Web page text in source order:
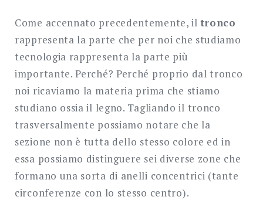
Come accennato precedentemente, iltronco
rappresenta la parte che per noi che studiamo
tecnologia rappresenta la parte più
importante. Perché? Perché proprio dal tronco
noi ricaviamo la materia prima che stiamo
studiano ossia il legno. Tagliando il tronco
trasversalmente possiamo notare che la
sezione non è tutta dello stesso colore ed in
essa possiamo distinguere sei diverse zone che
formano una sorta di anelli concentrici (tante
circonferenze con lo stesso centro).